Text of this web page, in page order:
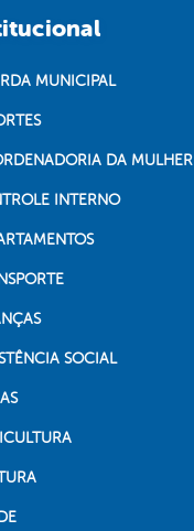
MUNICIPAL
DA MULHER
INTERNO
SOCIAL